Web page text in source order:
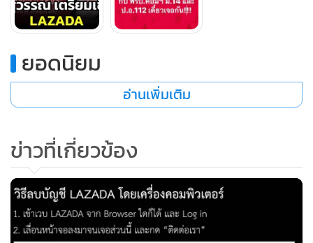
ประสานงานแต่เพียงผู้เดียว มีความเสียใจเป็นอย่างมากต่อ
เหตุการณ์ที่เกิดขึ้น และขออภัยต่อความรู้สึกของคนในสังคม
ทันที และยืนยันว่าไม่ได้มีความตั้งใจหรือเจตนาอื่นใดในการล้อ
เลียนพฤติกรรมหรือสภาพร่างกาย หรือเชื่อมโยงพาดพิงถึงบุคคล
และสถานการณ์ต่างๆ
ล่าสุดวันนี้ (6 พ.ค.) นายศรีสุวรรณ จรรยา เลขาธิการสมาคม
องค์การพิทักษ์รัฐธรรมนูญไทย โพสต์ข้อความในเฟซบุ๊ก "ศรี
สุวรรณ จรรยา" ระบุข้อความว่า
"Lazada บังอาจล้อเลียนราชวงศ์ไทย เดี๋ยวจัดให้ กับ พ.ร.บ.คอม
ยอดนิยม
อ่านเพิ่มเติม
ข่าวที่เกี่ยวข้อง